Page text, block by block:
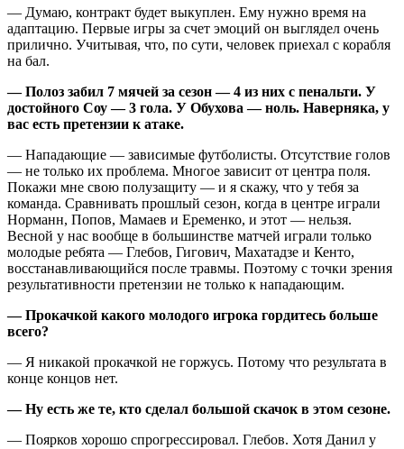
— Думаю, контракт будет выкуплен. Ему нужно время на
адаптацию. Первые игры за счет эмоций он выглядел очень
прилично. Учитывая, что, по сути, человек приехал с корабля
на бал.
— Полоз забил 7 мячей за сезон — 4 из них с пенальти. У
достойного Соу — 3 гола. У Обухова — ноль. Наверняка, у
вас есть претензии к атаке.
— Нападающие — зависимые футболисты. Отсутствие голов
— не только их проблема. Многое зависит от центра поля.
Покажи мне свою полузащиту — и я скажу, что у тебя за
команда. Сравнивать прошлый сезон, когда в центре играли
Норманн, Попов, Мамаев и Еременко, и этот — нельзя.
Весной у нас вообще в большинстве матчей играли только
молодые ребята — Глебов, Гигович, Махатадзе и Кенто,
восстанавливающийся после травмы. Поэтому с точки зрения
результативности претензии не только к нападающим.
— Прокачкой какого молодого игрока гордитесь больше
всего?
— Я никакой прокачкой не горжусь. Потому что результата в
конце концов нет.
— Ну есть же те, кто сделал большой скачок в этом сезоне.
— Поярков хорошо спрогрессировал. Глебов. Хотя Данил у